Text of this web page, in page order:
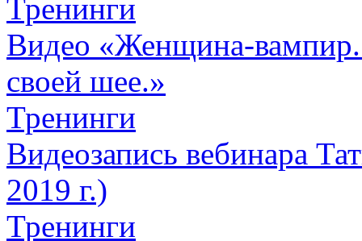
Тренинги
Видео «Женщина-вампир.
своей шее.»
Тренинги
Видеозапись вебинара
2019 г.)
Тренинги